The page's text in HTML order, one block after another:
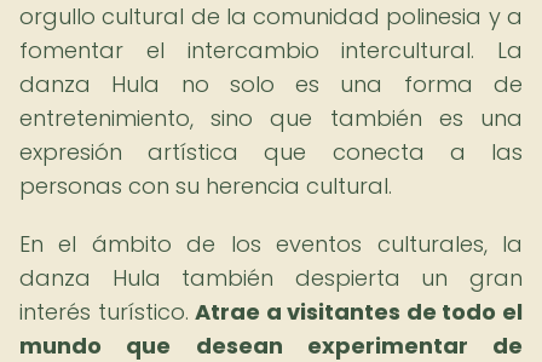
orgullo cultural de la comunidad polinesia y a
fomentar el intercambio intercultural. La
danza Hula no solo es una forma de
entretenimiento, sino que también es una
expresión artística que conecta a las
personas con su herencia cultural.
En el ámbito de los eventos culturales, la
danza Hula también despierta un gran
interés turístico.Atrae a visitantes de todo el
mundo que desean experimentar de